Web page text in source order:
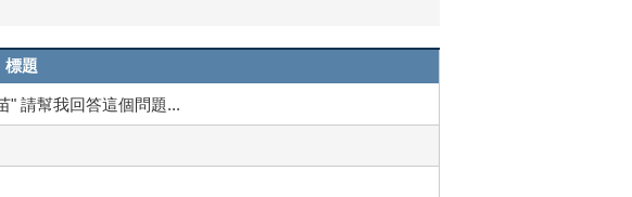
標題
" 請幫我回答這個問題...